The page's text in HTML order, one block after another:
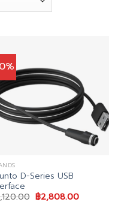
D-Series USB
Original
price
฿2,808.00Current